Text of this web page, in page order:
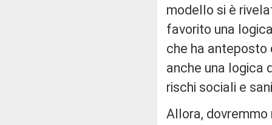
modello si è
favorito una
che ha anteposto
anche una logica
rischi sociali e
Allora, dovremmo